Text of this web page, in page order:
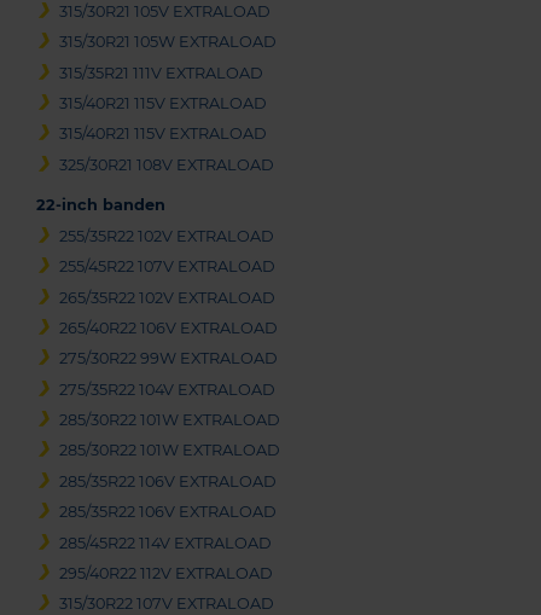
315/30R21 105V EXTRALOAD
315/30R21 105W EXTRALOAD
315/35R21 111V EXTRALOAD
315/40R21 115V EXTRALOAD
315/40R21 115V EXTRALOAD
325/30R21 108V EXTRALOAD
22-inch banden
255/35R22 102V EXTRALOAD
255/45R22 107V EXTRALOAD
265/35R22 102V EXTRALOAD
265/40R22 106V EXTRALOAD
275/30R22 99W EXTRALOAD
275/35R22 104V EXTRALOAD
285/30R22 101W EXTRALOAD
285/30R22 101W EXTRALOAD
285/35R22 106V EXTRALOAD
285/35R22 106V EXTRALOAD
285/45R22 114V EXTRALOAD
295/40R22 112V EXTRALOAD
315/30R22 107V EXTRALOAD